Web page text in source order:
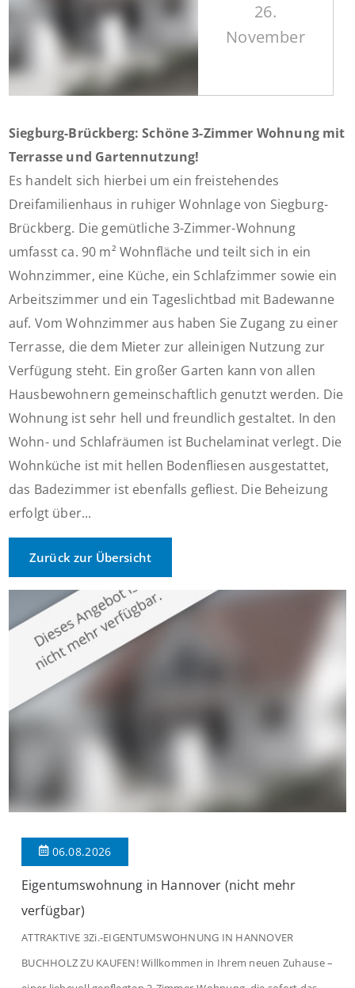
26.
November
Siegburg-Brückberg: Schöne 3-Zimmer Wohnung mit
Terrasse und Gartennutzung!
Es handelt sich hierbei um ein freistehendes
Dreifamilienhaus in ruhiger Wohnlage von Siegburg-
Brückberg. Die gemütliche 3-Zimmer-Wohnung
umfasst ca. 90 m² Wohnfläche und teilt sich in ein
Wohnzimmer, eine Küche, ein Schlafzimmer sowie ein
Arbeitszimmer und ein Tageslichtbad mit Badewanne
auf. Vom Wohnzimmer aus haben Sie Zugang zu einer
Terrasse, die dem Mieter zur alleinigen Nutzung zur
Verfügung steht. Ein großer Garten kann von allen
Hausbewohnern gemeinschaftlich genutzt werden. Die
Wohnung ist sehr hell und freundlich gestaltet. In den
Wohn- und Schlafräumen ist Buchelaminat verlegt. Die
Wohnküche ist mit hellen Bodenfliesen ausgestattet,
das Badezimmer ist ebenfalls gefliest. Die Beheizung
erfolgt über...
Zurück zur Übersicht
06.08.2026
Eigentumswohnung in Hannover (nicht mehr
verfügbar)
ATTRAKTIVE 3Zi.-EIGENTUMSWOHNUNG IN HANNOVER
BUCHHOLZ ZU KAUFEN! Willkommen in Ihrem neuen Zuhause –